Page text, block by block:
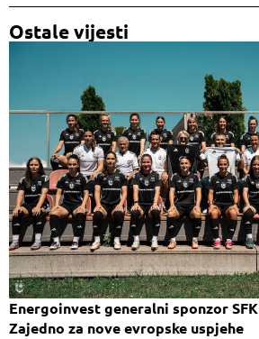
Ostale vijesti
Energoinvest generalni sponzor
Zajedno za nove evropske uspjehe